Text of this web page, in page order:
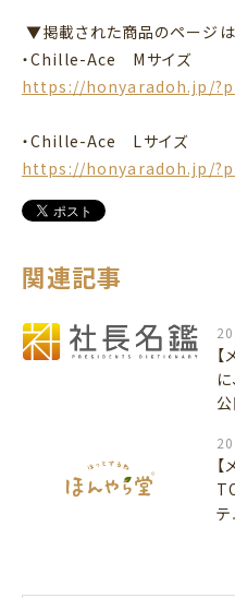
▼掲載された商品のページは
・Chille-Ace Mサイズ
https://honyaradoh.jp/
・Chille-Ace Lサイズ
https://honyaradoh.jp/
関連記事